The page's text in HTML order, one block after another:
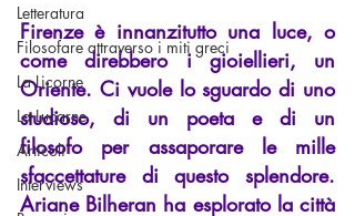
Letteratura
Filosofare attraverso i miti greci
La Licorne
La Lucarne
Articoli
Interviews
Firenze è innanzitutto una luce, o
come direbbero i gioiellieri, un
Oriente. Ci vuole lo sguardo di uno
studioso, di un poeta e di un
filosofo per assaporare le mille
sfaccettature di questo splendore.
Ariane Bilheran ha esplorato la città